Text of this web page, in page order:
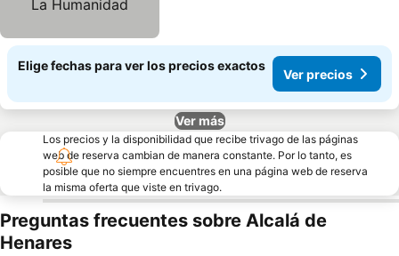
Elige fechas para ver los precios exactos
Ver precios
Ver más
Los precios y la disponibilidad que recibe trivago de las páginas
web de reserva cambian de manera constante. Por lo tanto, es
posible que no siempre encuentres en una página web de reserva
la misma oferta que viste en trivago.
Preguntas frecuentes sobre Alcalá de
Henares